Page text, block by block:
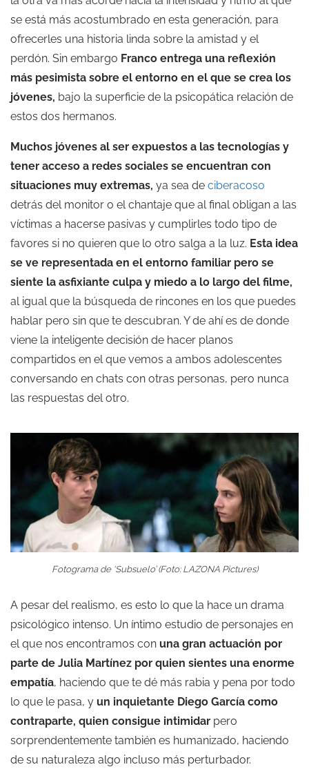
se está más acostumbrado en esta generación, para
ofrecerles una historia linda sobre la amistad y el
perdón. Sin embargo Franco entrega una reflexión
más pesimista sobre el entorno en el que se crea los
jóvenes, bajo la superficie de la psicopática relación de
estos dos hermanos.
Muchos jóvenes al ser expuestos a las tecnologías y
tener acceso a redes sociales se encuentran con
situaciones muy extremas, ya sea de ciberacoso
detrás del monitor o el chantaje que al final obligan a las
víctimas a hacerse pasivas y cumplirles todo tipo de
favores si no quieren que lo otro salga a la luz. Esta idea
se ve representada en el entorno familiar pero se
siente la asfixiante culpa y miedo a lo largo del filme,
al igual que la búsqueda de rincones en los que puedes
hablar pero sin que te descubran. Y de ahí es de donde
viene la inteligente decisión de hacer planos
compartidos en el que vemos a ambos adolescentes
conversando en chats con otras personas, pero nunca
las respuestas del otro.
Fotograma de ‘Subsuelo’ (Foto: LAZONA Pictures)
A pesar del realismo, es esto lo que la hace un drama
psicológico intenso. Un íntimo estudio de personajes en
el que nos encontramos con una gran actuación por
parte de Julia Martínez por quien sientes una enorme
empatía, haciendo que te dé más rabia y pena por todo
lo que le pasa, y un inquietante Diego García como
contraparte, quien consigue intimidar pero
sorprendentemente también es humanizado, haciendo
de su naturaleza algo incluso más perturbador.